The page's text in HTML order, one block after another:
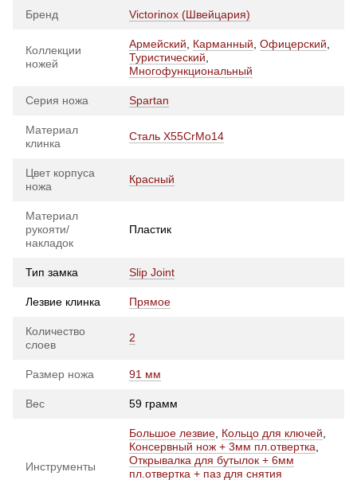
Бренд Victorinox (Швейцария)
Коллекции
ножей
Армейский, Карманный, Офицерский,
Туристический,
Многофункциональный
Серия ножа Spartan
Материал
клинка
Сталь X55CrMo14
Цвет корпуса
ножа
Красный
Материал
рукояти/
накладок
Пластик
Тип замка Slip Joint
Лезвие клинка Прямое
Количество
слоев
2
Размер ножа 91 мм
Вес 59 грамм
Инструменты
Большое лезвие, Кольцо для ключей,
Консервный нож + 3мм пл.отвертка,
Открывалка для бутылок + 6мм
пл.отвертка + паз для снятия